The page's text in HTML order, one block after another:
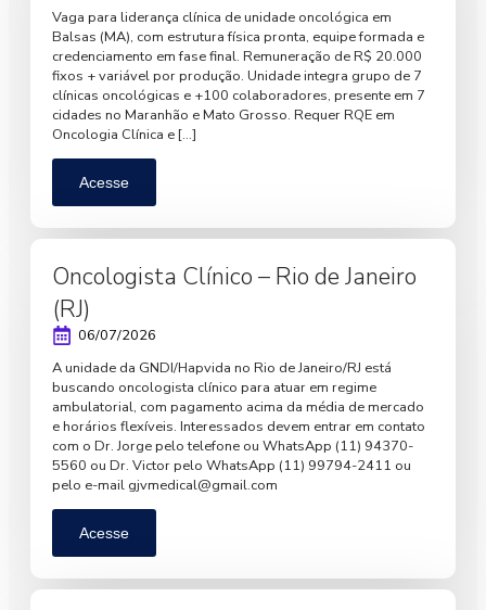
Vaga para liderança clínica de unidade oncológica em
Balsas (MA), com estrutura física pronta, equipe formada e
credenciamento em fase final. Remuneração de R$ 20.000
fixos + variável por produção. Unidade integra grupo de 7
clínicas oncológicas e +100 colaboradores, presente em 7
cidades no Maranhão e Mato Grosso. Requer RQE em
Oncologia Clínica e […]
Acesse
Oncologista Clínico – Rio de Janeiro
(RJ)
06/07/2026
A unidade da GNDI/Hapvida no Rio de Janeiro/RJ está
buscando oncologista clínico para atuar em regime
ambulatorial, com pagamento acima da média de mercado
e horários flexíveis. Interessados devem entrar em contato
com o Dr. Jorge pelo telefone ou WhatsApp (11) 94370-
5560 ou Dr. Victor pelo WhatsApp (11) 99794-2411 ou
pelo e-mail gjvmedical@gmail.com
Acesse